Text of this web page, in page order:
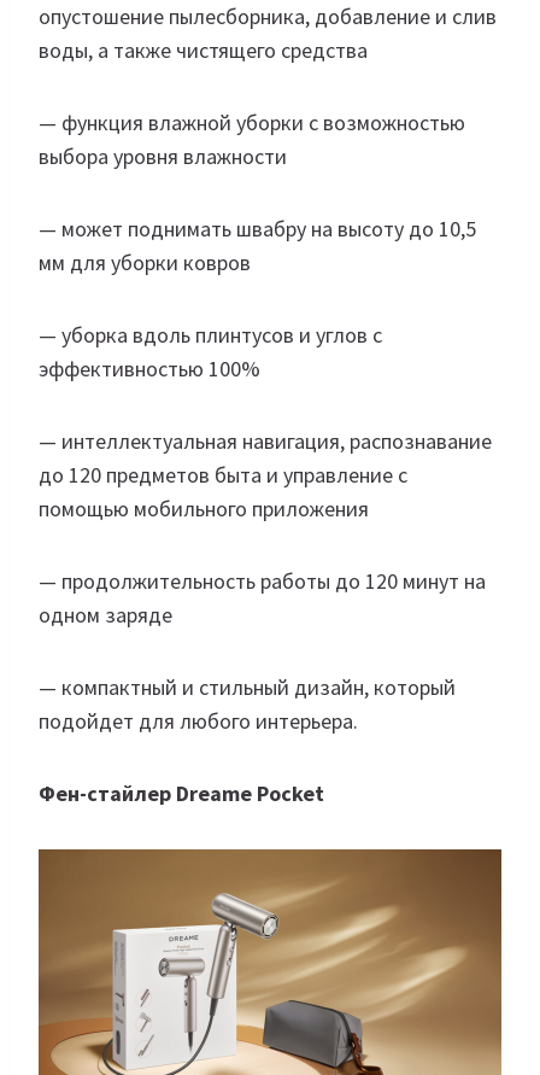
опустошение пылесборника, добавление и слив
воды, а также чистящего средства
— функция влажной уборки с возможностью
выбора уровня влажности
— может поднимать швабру на высоту до 10,5
мм для уборки ковров
— уборка вдоль плинтусов и углов с
эффективностью 100%
— интеллектуальная навигация, распознавание
до 120 предметов быта и управление с
помощью мобильного приложения
— продолжительность работы до 120 минут на
одном заряде
— компактный и стильный дизайн, который
подойдет для любого интерьера.
Фен-стайлер Dreame Pocket